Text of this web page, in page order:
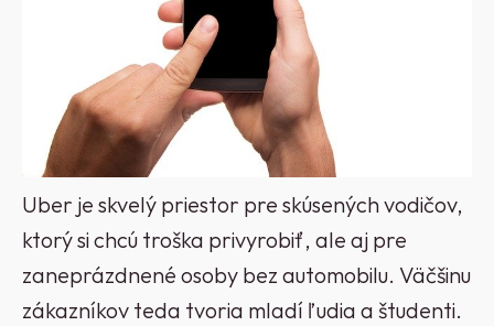
Uber je skvelý priestor pre skúsených vodičov,
ktorý si chcú troška privyrobiť, ale aj pre
zaneprázdnené osoby bez automobilu. Väčšinu
zákazníkov teda tvoria mladí ľudia a študenti.